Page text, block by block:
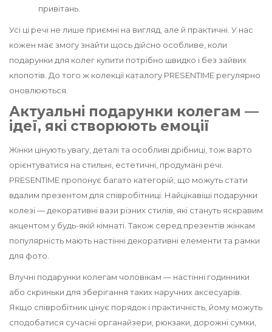
привітань.
Усі ці речі не лише приємні на вигляд, але й практичні. У нас
кожен має змогу знайти щось дійсно особливе, коли
подарунки для колег купити потрібно швидко і без зайвих
клопотів. До того ж колекції каталогу PRESENTIME регулярно
оновлюються.
Актуальні подарунки колегам —
ідеї, які створюють емоції
Жінки цінують увагу, деталі та особливі дрібниці, тож варто
орієнтуватися на стильні, естетичні, продумані речі.
PRESENTIME пропонує багато категорій, що можуть стати
вдалим презентом для співробітниці. Найцікавіші подарунки
колезі — декоративні вази різних стилів, які стануть яскравим
акцентом у будь-якій кімнаті. Також серед презентів жінкам
популярність мають настінні декоративні елементи та рамки
для фото.
Влучні подарунки колегам чоловікам — настінні годинники
або скриньки для зберігання таких наручних аксесуарів.
Якщо співробітник цінує порядок і практичність, йому можуть
сподобатися сучасні органайзери, рюкзаки, дорожні сумки,